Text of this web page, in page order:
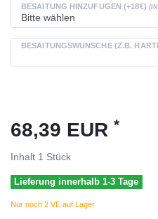
BESAITUNG HINZUFÜGEN (+18€)
68,39 EUR *
Inhalt 1 Stück
Lieferung innerhalb 1-3 Tage
Nur noch 2 VE auf Lager